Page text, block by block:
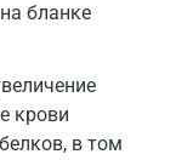
бланке
крови
в том